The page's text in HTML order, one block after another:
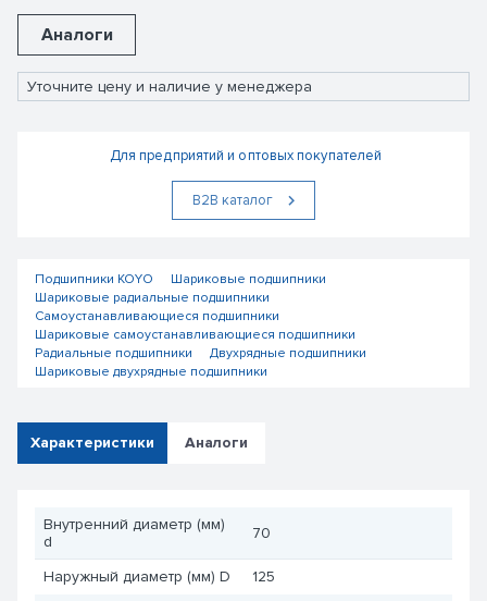
Аналоги
Уточните цену и наличие у менеджера
Для предприятий и оптовых покупателей
В2В каталог
Подшипники KOYO
Шариковые подшипники
Шариковые радиальные подшипники
Самоустанавливающиеся подшипники
Шариковые самоустанавливающиеся подшипники
Радиальные подшипники
Двухрядные подшипники
Шариковые двухрядные подшипники
Характеристики Аналоги
Внутренний диаметр (мм)
d
70
Наружный диаметр (мм) D
125